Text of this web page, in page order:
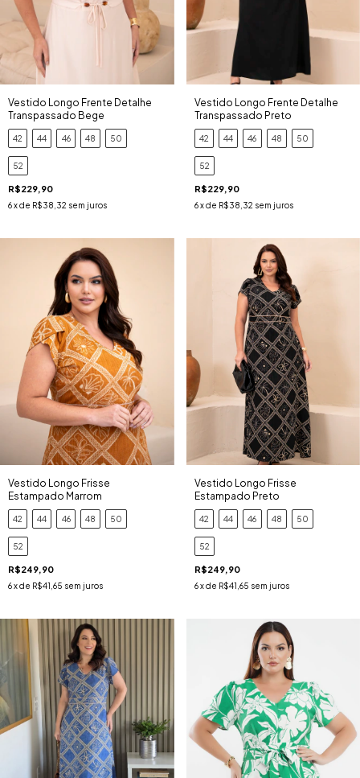
Vestido Longo Frente Detalhe
Transpassado Bege
42 44 46 48 50
52
R$229,90
6x de R$38,32 sem juros
Vestido Longo Frente Detalhe
Transpassado Preto
42 44 46 48 50
52
R$229,90
6 x de R$38,32 sem juros
Vestido Longo Frisse
Estampado Marrom
42 44 46 48 50
52
R$249,90
6x de R$41,65 sem juros
Vestido Longo Frisse
Estampado Preto
42 44 46 48 50
52
R$249,90
6 x de R$41,65 sem juros